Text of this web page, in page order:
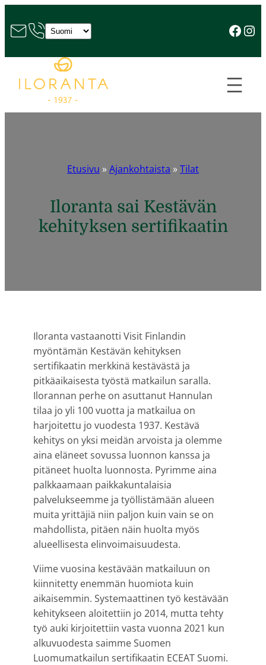
Valitse
Ilorannan
Etusivu »Ajankohtaista »Tilat
Iloranta sai Kestävän
kehityksen sertifikaatin
Iloranta vastaanotti Visit Finlandin
myöntämän Kestävän kehityksen
sertifikaatin merkkinä kestävästä ja
pitkäaikaisesta työstä matkailun saralla.
Ilorannan perhe on asuttanut Hannulan
tilaa jo yli 100 vuotta ja matkailua on
harjoitettu jo vuodesta 1937. Kestävä
kehitys on yksi meidän arvoista ja olemme
aina eläneet sovussa luonnon kanssa ja
pitäneet huolta luonnosta. Pyrimme aina
palkkaamaan paikkakuntalaisia
palvelukseemme ja työllistämään alueen
muita yrittäjiä niin paljon kuin vain se on
mahdollista, pitäen näin huolta myös
alueellisesta elinvoimaisuudesta.
Viime vuosina kestävään matkailuun on
kiinnitetty enemmän huomiota kuin
aikaisemmin. Systemaattinen työ kestävään
kehitykseen aloitettiin jo 2014, mutta tehty
työ auki kirjoitettiin vasta vuonna 2021 kun
alkuvuodesta saimme Suomen
Luomumatkailun sertifikaatin ECEAT Suomi.